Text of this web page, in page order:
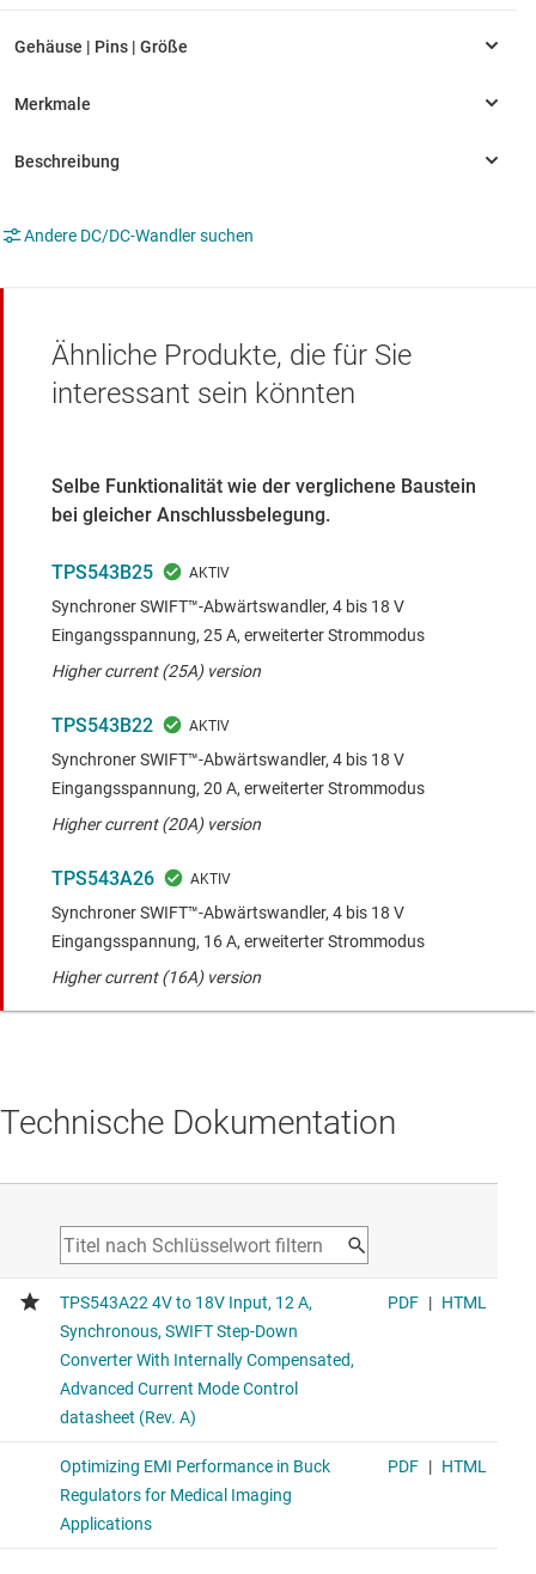
Andere DC/DC-Wandler suchen
Ähnliche Produkte, die für Sie
interessant sein könnten
Selbe Funktionalität wie der verglichene Baustein
bei gleicher Anschlussbelegung.
TPS543B25
Synchroner SWIFT™-Abwärtswandler, 4 bis 18 V
Eingangsspannung, 25 A, erweiterter Strommodus
Higher current (25A) version
TPS543B22
Synchroner SWIFT™-Abwärtswandler, 4 bis 18 V
Eingangsspannung, 20 A, erweiterter Strommodus
Higher current (20A) version
TPS543A26
Synchroner SWIFT™-Abwärtswandler, 4 bis 18 V
Eingangsspannung, 16 A, erweiterter Strommodus
Higher current (16A) version
Technische Dokumentation